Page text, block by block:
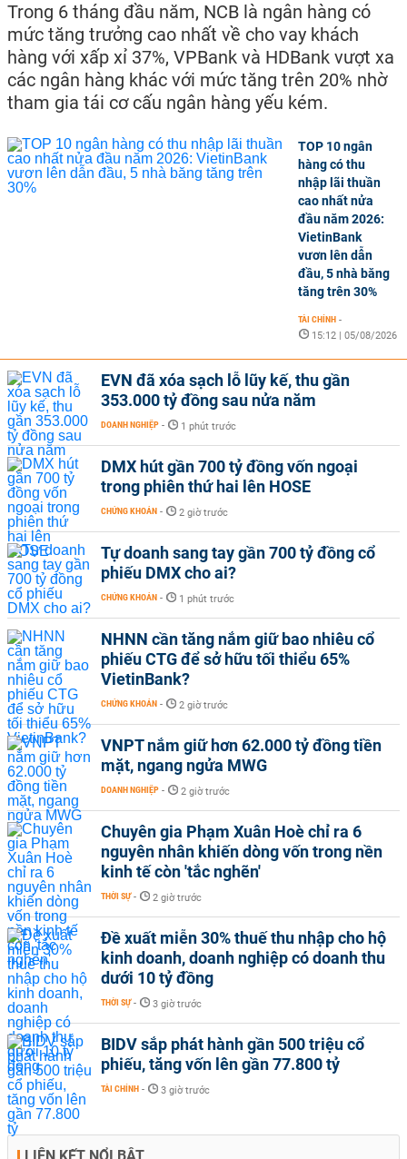
Trong 6 tháng đầu năm, NCB là ngân hàng có
mức tăng trưởng cao nhất về cho vay khách
hàng với xấp xỉ 37%, VPBank và HDBank vượt xa
các ngân hàng khác với mức tăng trên 20% nhờ
tham gia tái cơ cấu ngân hàng yếu kém.
TOP 10 ngân
hàng có thu
nhập lãi thuần
cao nhất nửa
đầu năm 2026:
VietinBank
vươn lên dẫn
đầu, 5 nhà băng
tăng trên 30%
TÀI CHÍNH -
15:12 | 05/08/2026
EVN đã xóa sạch lỗ lũy kế, thu gần
353.000 tỷ đồng sau nửa năm
DOANH NGHIỆP - 1 phút trước
DMX hút gần 700 tỷ đồng vốn ngoại
trong phiên thứ hai lên HOSE
CHỨNG KHOÁN - 2 giờ trước
Tự doanh sang tay gần 700 tỷ đồng cổ
phiếu DMX cho ai?
CHỨNG KHOÁN - 1 phút trước
NHNN cần tăng nắm giữ bao nhiêu cổ
phiếu CTG để sở hữu tối thiểu 65%
VietinBank?
CHỨNG KHOÁN - 2 giờ trước
VNPT nắm giữ hơn 62.000 tỷ đồng tiền
mặt, ngang ngửa MWG
DOANH NGHIỆP - 2 giờ trước
Chuyên gia Phạm Xuân Hoè chỉ ra 6
nguyên nhân khiến dòng vốn trong nền
kinh tế còn 'tắc nghẽn'
THỜI SỰ - 2 giờ trước
Đề xuất miễn 30% thuế thu nhập cho hộ
kinh doanh, doanh nghiệp có doanh thu
dưới 10 tỷ đồng
THỜI SỰ - 3 giờ trước
BIDV sắp phát hành gần 500 triệu cổ
phiếu, tăng vốn lên gần 77.800 tỷ
TÀI CHÍNH - 3 giờ trước